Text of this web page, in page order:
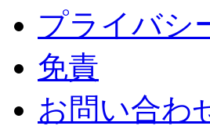
プライバシ
免責
お問い合わ